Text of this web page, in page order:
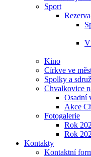
Sport
Kino
Církve ve
Spolky a
Chvalkovice
Osadní
Akce
Fotogalerie
Rok
Rok
Kontakty
Kontaktní